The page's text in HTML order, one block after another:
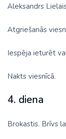
Aleksandrs
Atgriešanās
Iespēja ieturēt
Nakts viesnīcā.
4. diena
Brokastis. Brīvs